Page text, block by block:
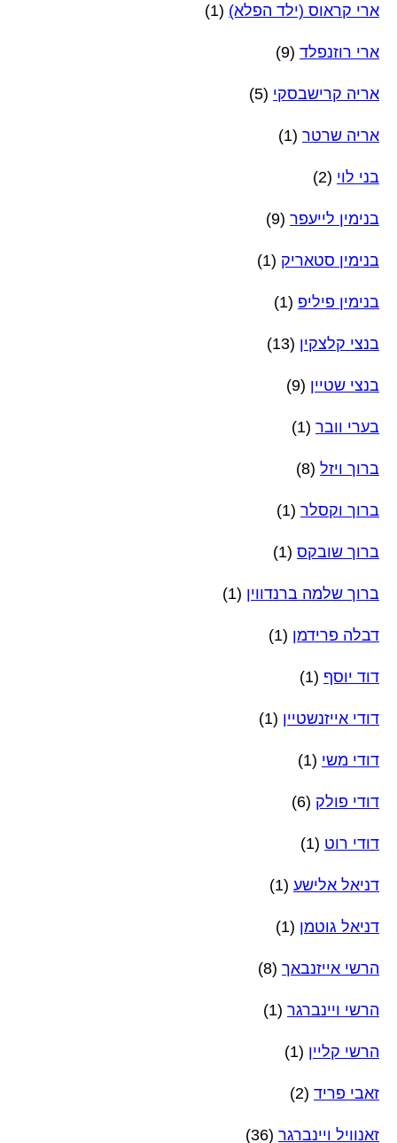
ארי קראוס (ילד הפלא) (1)
ארי רוזנפלד (9)
אריה קרישבסקי (5)
אריה שרטר (1)
בני לוי (2)
בנימין לייעפר (9)
בנימין סטאריק (1)
בנימין פיליפ (1)
בנצי קלצקין (13)
בנצי שטיין (9)
בערי וובר (1)
ברוך ויזל (8)
ברוך וקסלר (1)
ברוך שובקס (1)
ברוך שלמה ברנדווין (1)
דבלה פרידמן (1)
דוד יוסף (1)
דודי אייזנשטיין (1)
דודי משי (1)
דודי פולק (6)
דודי רוט (1)
דניאל אלישע (1)
דניאל גוטמן (1)
הרשי אייזנבאך (8)
הרשי ויינברגר (1)
הרשי קליין (1)
זאבי פריד (2)
זאנוויל ויינברגר (36)